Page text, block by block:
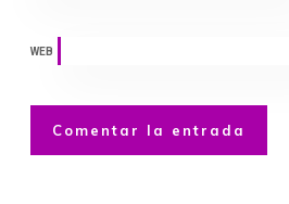
WEB
Comentar la entrada